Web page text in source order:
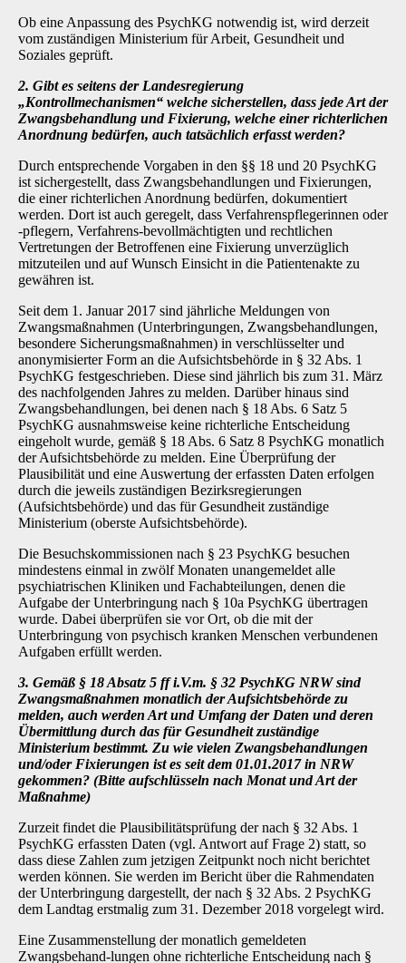
Ob eine Anpassung des PsychKG notwendig ist, wird derzeit
vom zuständigen Ministerium für Arbeit, Gesundheit und
Soziales geprüft.
2. Gibt es seitens der Landesregierung
„Kontrollmechanismen“ welche sicherstellen, dass jede Art der
Zwangsbehandlung und Fixierung, welche einer richterlichen
Anordnung bedürfen, auch tatsächlich erfasst werden?
Durch entsprechende Vorgaben in den §§ 18 und 20 PsychKG
ist sichergestellt, dass Zwangsbehandlungen und Fixierungen,
die einer richterlichen Anordnung bedürfen, dokumentiert
werden. Dort ist auch geregelt, dass Verfahrenspflegerinnen oder
-pflegern, Verfahrens-bevollmächtigten und rechtlichen
Vertretungen der Betroffenen eine Fixierung unverzüglich
mitzuteilen und auf Wunsch Einsicht in die Patientenakte zu
gewähren ist.
Seit dem 1. Januar 2017 sind jährliche Meldungen von
Zwangsmaßnahmen (Unterbringungen, Zwangsbehandlungen,
besondere Sicherungsmaßnahmen) in verschlüsselter und
anonymisierter Form an die Aufsichtsbehörde in § 32 Abs. 1
PsychKG festgeschrieben. Diese sind jährlich bis zum 31. März
des nachfolgenden Jahres zu melden. Darüber hinaus sind
Zwangsbehandlungen, bei denen nach § 18 Abs. 6 Satz 5
PsychKG ausnahmsweise keine richterliche Entscheidung
eingeholt wurde, gemäß § 18 Abs. 6 Satz 8 PsychKG monatlich
der Aufsichtsbehörde zu melden. Eine Überprüfung der
Plausibilität und eine Auswertung der erfassten Daten erfolgen
durch die jeweils zuständigen Bezirksregierungen
(Aufsichtsbehörde) und das für Gesundheit zuständige
Ministerium (oberste Aufsichtsbehörde).
Die Besuchskommissionen nach § 23 PsychKG besuchen
mindestens einmal in zwölf Monaten unangemeldet alle
psychiatrischen Kliniken und Fachabteilungen, denen die
Aufgabe der Unterbringung nach § 10a PsychKG übertragen
wurde. Dabei überprüfen sie vor Ort, ob die mit der
Unterbringung von psychisch kranken Menschen verbundenen
Aufgaben erfüllt werden.
3. Gemäß § 18 Absatz 5 ff i.V.m. § 32 PsychKG NRW sind
Zwangsmaßnahmen monatlich der Aufsichtsbehörde zu
melden, auch werden Art und Umfang der Daten und deren
Übermittlung durch das für Gesundheit zuständige
Ministerium bestimmt. Zu wie vielen Zwangsbehandlungen
und/oder Fixierungen ist es seit dem 01.01.2017 in NRW
gekommen? (Bitte aufschlüsseln nach Monat und Art der
Maßnahme)
Zurzeit findet die Plausibilitätsprüfung der nach § 32 Abs. 1
PsychKG erfassten Daten (vgl. Antwort auf Frage 2) statt, so
dass diese Zahlen zum jetzigen Zeitpunkt noch nicht berichtet
werden können. Sie werden im Bericht über die Rahmendaten
der Unterbringung dargestellt, der nach § 32 Abs. 2 PsychKG
dem Landtag erstmalig zum 31. Dezember 2018 vorgelegt wird.
Eine Zusammenstellung der monatlich gemeldeten
Zwangsbehand-lungen ohne richterliche Entscheidung nach §